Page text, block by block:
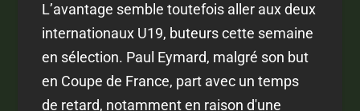
L’avantage semble toutefois aller aux deux
internationaux U19, buteurs cette semaine
en sélection. Paul Eymard, malgré son but
en Coupe de France, part avec un temps
de retard, notamment en raison d'une